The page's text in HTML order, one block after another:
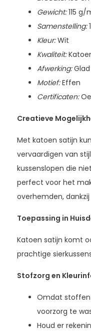
Gewicht:115 g/
Samenstelling:
Kleur:Wit
Kwaliteit:
Afwerking:Glad
Motief:Effen
Certificaten:
Creatieve
Met katoen satijn
vervaardigen van
kussenslopen die
perfect voor het
overhemden,
Toepassing in
Katoen satijn komt
prachtige
Stofzorg en
Omdat stoffen
voorzorg te
Houd er